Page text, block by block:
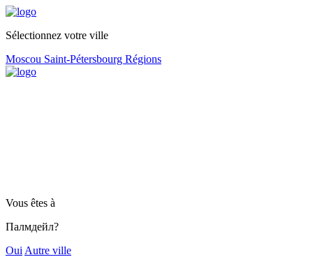
Sélectionnez votre ville
Moscou Saint-Pétersbourg Régions
Vous êtes à
Палмдейл?
Oui Autre ville